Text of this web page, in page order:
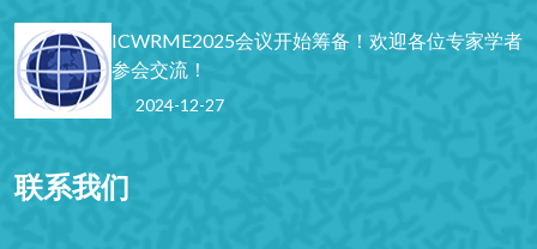
ICWRME2025会议开始筹备！欢迎各位专家学者
参会交流！
2024-12-27
联系我们